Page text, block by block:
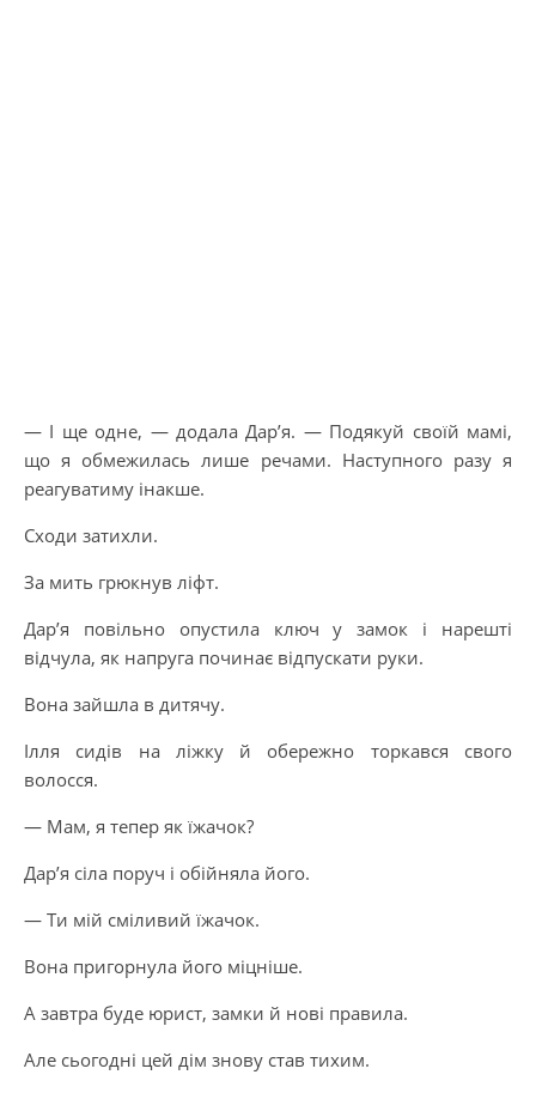
— І ще одне, — додала Дар’я. — Подякуй своїй мамі,
що я обмежилась лише речами. Наступного разу я
реагуватиму інакше.
Сходи затихли.
За мить грюкнув ліфт.
Дар’я повільно опустила ключ у замок і нарешті
відчула, як напруга починає відпускати руки.
Вона зайшла в дитячу.
Ілля сидів на ліжку й обережно торкався свого
волосся.
— Мам, я тепер як їжачок?
Дар’я сіла поруч і обійняла його.
— Ти мій сміливий їжачок.
Вона пригорнула його міцніше.
А завтра буде юрист, замки й нові правила.
Але сьогодні цей дім знову став тихим.